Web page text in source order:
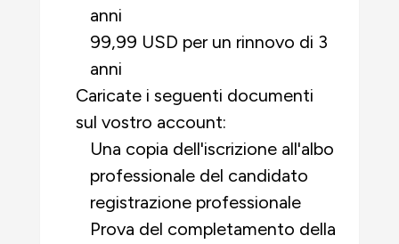
anni
99,99 USD per un rinnovo di 3
anni
Caricate i seguenti documenti
sul vostro account:
Una copia dell'iscrizione all'albo
professionale del candidato
registrazione professionale
Prova del completamento della